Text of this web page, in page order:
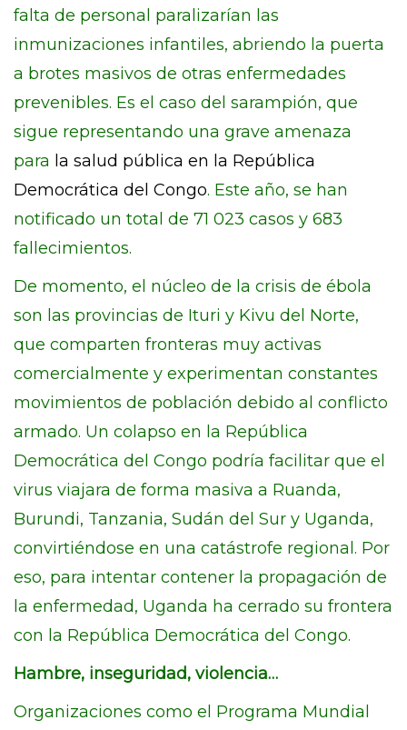
falta de personal paralizarían las
inmunizaciones infantiles, abriendo la puerta
a brotes masivos de otras enfermedades
prevenibles. Es el caso del sarampión, que
sigue representando una grave amenaza
para la salud pública en la República
Democrática del Congo. Este año, se han
notificado un total de 71 023 casos y 683
fallecimientos.
De momento, el núcleo de la crisis de ébola
son las provincias de Ituri y Kivu del Norte,
que comparten fronteras muy activas
comercialmente y experimentan constantes
movimientos de población debido al conflicto
armado. Un colapso en la República
Democrática del Congo podría facilitar que el
virus viajara de forma masiva a Ruanda,
Burundi, Tanzania, Sudán del Sur y Uganda,
convirtiéndose en una catástrofe regional. Por
eso, para intentar contener la propagación de
la enfermedad, Uganda ha cerrado su frontera
con la República Democrática del Congo.
Hambre, inseguridad, violencia…
Organizaciones como el Programa Mundial